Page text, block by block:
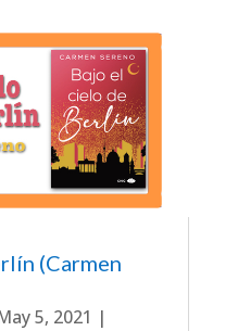
(Carmen
5, 2021 |